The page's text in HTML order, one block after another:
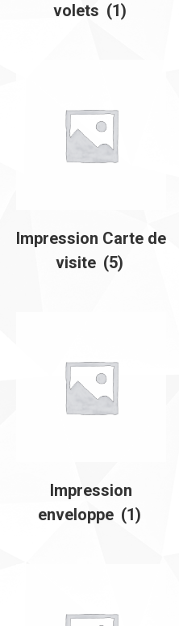
volets (1)
Impression Carte de
visite (5)
Impression
enveloppe (1)